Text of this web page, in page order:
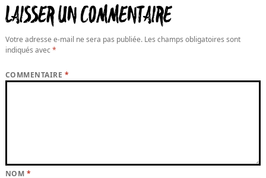
LAISSER UN COMMENTAIRE
Votre adresse e-mail ne sera pas publiée. Les champs obligatoires sont
indiqués avec*
COMMENTAIRE *
NOM *